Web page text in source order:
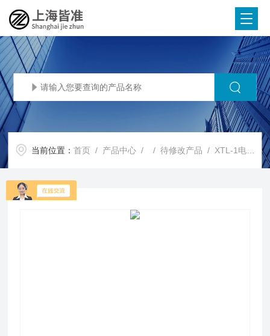
当前位置：首页 / 产品中心 / /待修改产品 / XTL-1电子精密机械连续变倍体视显微镜